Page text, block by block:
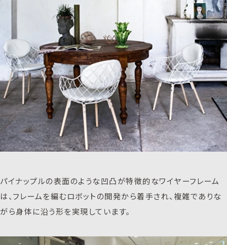
パイナップルの表面のような凹凸が特徴的なワイヤーフレーム
は、フレームを編むロボットの開発から着手され、複雑でありな
がら身体に沿う形を実現しています。